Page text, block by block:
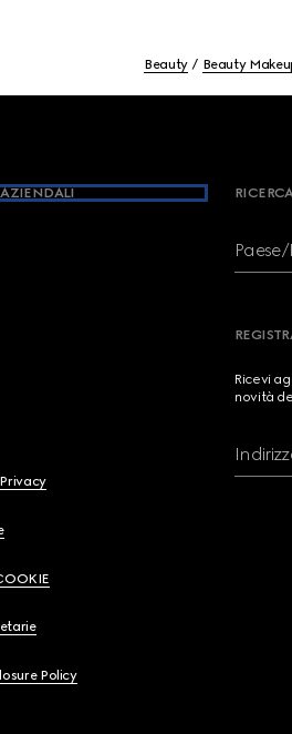
Beauty Beauty
Policy
Ricevi
novità